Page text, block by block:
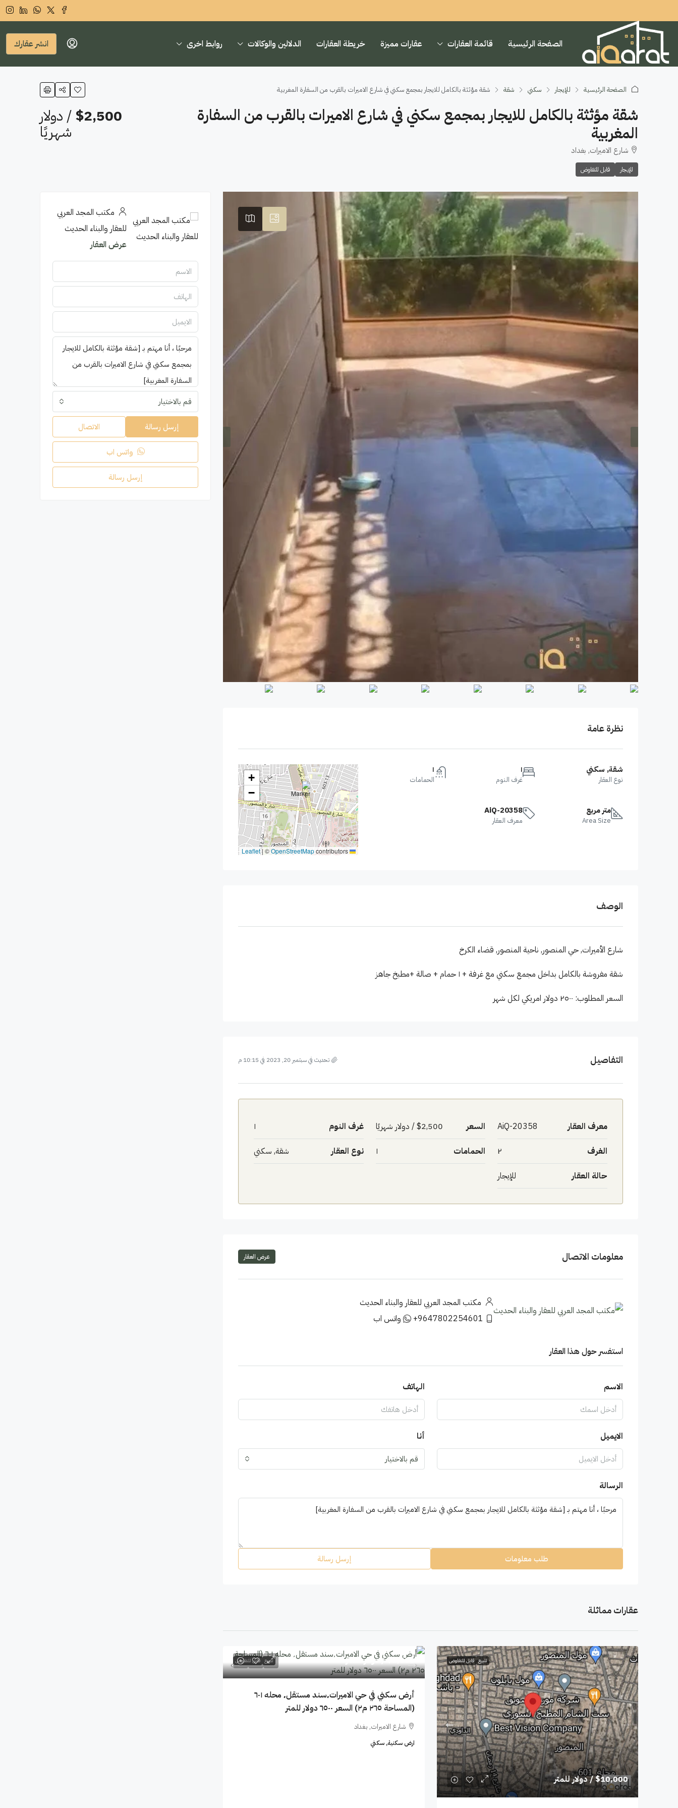
الصفحة الرئيسية قائمة العقارات عقارات مميزة خريطة العقارات الدلالين والوكالات روابط اخرى انشر عقارك
الصفحة الرئيسية للإيجار سكني شقة شقة مؤثثة بالكامل للايجار بمجمع سكني في شارع الاميرات بالقرب من السفارة المغربية
شقة مؤثثة بالكامل للايجار بمجمع سكني في شارع الاميرات بالقرب من السفارة
المغربية
شارع الاميرات, بغداد
للإيجار قابل للتفاوض
$2,500/ دولار
شهريًا
نظرة عامة
شقة, سكني
نوع العقار
١
غرف النوم
١
الحمامات
متر مربع
Area Size
AiQ-20358
معرف العقار
+
−
Leaflet
| ©OpenStreetMapcontributors
الوصف
شارع الأميرات, حي المنصور, ناحية المنصور, قضاء الکرخ
شقة مفروشة بالكامل بداخل مجمع سكني مع غرفة + ١ حمام + صالة +مطبخ جاهز
السعر المطلوب: ٢٥٠٠ دولار امريكي لكل شهر
التفاصيل تحديث في سبتمبر 20, 2023 في 10:15 م
معرف العقار AiQ-20358 السعر $2,500 / دولار شهريًا غرف النوم ١
الغرف ٢ الحمامات ١ نوع العقار شقة, سكني
حالة العقار للإيجار
معلومات الاتصال عرض العقار
مكتب المجد العربي للعقار والبناء الحديث
+9647802254601
واتس اب
استفسر حول هذا العقار
الاسم الهاتف
الايميل أنا
قم بالاختيار
الرسالة
طلب معلومات إرسل رسالة
عقارات مماثلة
للبيع قابل للتفاوض
$10,000/ دولار للمتر
للبيع قابل للتفاوض $6,500/ دولار للمتر
أرض سكني في حي الاميرات٬سند مستقل٬ محله ٦٠١
(المساحة ٢٦٥ م٢) السعر ٦٥٠٠ دولار للمتر
شارع الاميرات, بغداد
ارض سكنية, سكني
مكتب المجد العربي
للعقار والبناء الحديث
عرض العقار
قم بالاختيار
إرسل رسالة الاتصال
واتس اب
إرسل رسالة